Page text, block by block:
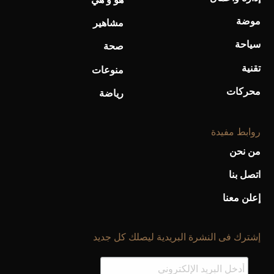
موضة
سياحة
تقنية
محركات
مشاهير
صحة
منوعات
رياضة
روابط مفيدة
من نحن
اتصل بنا
إعلن معنا
إشترك فى النشرة البريدية ليصلك كل جديد